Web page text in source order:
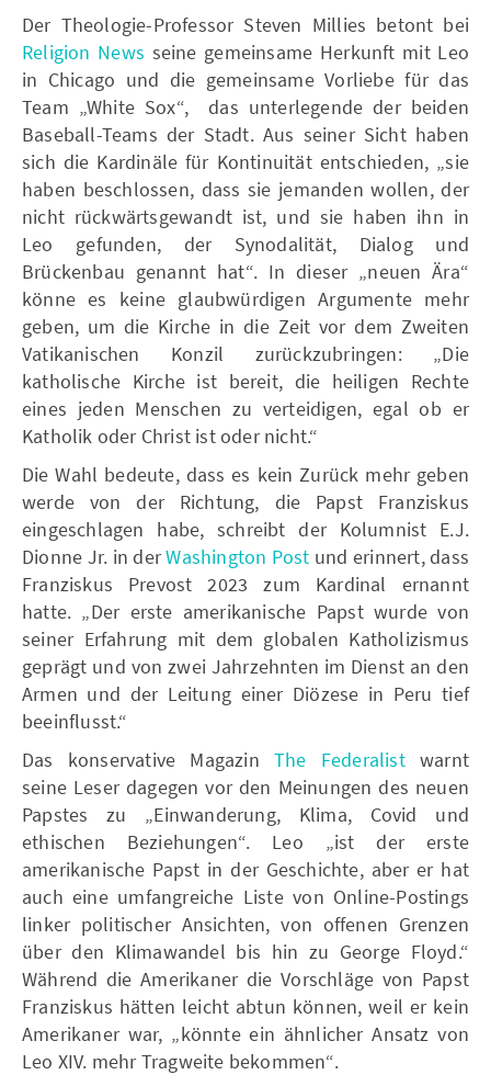
Der Theologie-Professor Steven Millies betont bei
Religion News seine gemeinsame Herkunft mit Leo
in Chicago und die gemeinsame Vorliebe für das
Team „White Sox“, das unterlegende der beiden
Baseball-Teams der Stadt. Aus seiner Sicht haben
sich die Kardinäle für Kontinuität entschieden, „sie
haben beschlossen, dass sie jemanden wollen, der
nicht rückwärtsgewandt ist, und sie haben ihn in
Leo gefunden, der Synodalität, Dialog und
Brückenbau genannt hat“. In dieser „neuen Ära“
könne es keine glaubwürdigen Argumente mehr
geben, um die Kirche in die Zeit vor dem Zweiten
Vatikanischen Konzil zurückzubringen: „Die
katholische Kirche ist bereit, die heiligen Rechte
eines jeden Menschen zu verteidigen, egal ob er
Katholik oder Christ ist oder nicht.“
Die Wahl bedeute, dass es kein Zurück mehr geben
werde von der Richtung, die Papst Franziskus
eingeschlagen habe, schreibt der Kolumnist E.J.
Dionne Jr. in derWashington Post und erinnert, dass
Franziskus Prevost 2023 zum Kardinal ernannt
hatte. „Der erste amerikanische Papst wurde von
seiner Erfahrung mit dem globalen Katholizismus
geprägt und von zwei Jahrzehnten im Dienst an den
Armen und der Leitung einer Diözese in Peru tief
beeinflusst.“
Das konservative Magazin The Federalistwarnt
seine Leser dagegen vor den Meinungen des neuen
Papstes zu „Einwanderung, Klima, Covid und
ethischen Beziehungen“. Leo „ist der erste
amerikanische Papst in der Geschichte, aber er hat
auch eine umfangreiche Liste von Online-Postings
linker politischer Ansichten, von offenen Grenzen
über den Klimawandel bis hin zu George Floyd.“
Während die Amerikaner die Vorschläge von Papst
Franziskus hätten leicht abtun können, weil er kein
Amerikaner war, „könnte ein ähnlicher Ansatz von
Leo XIV. mehr Tragweite bekommen“.